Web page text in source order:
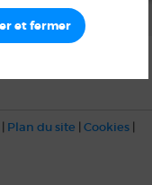
| Plan du site | Cookies |